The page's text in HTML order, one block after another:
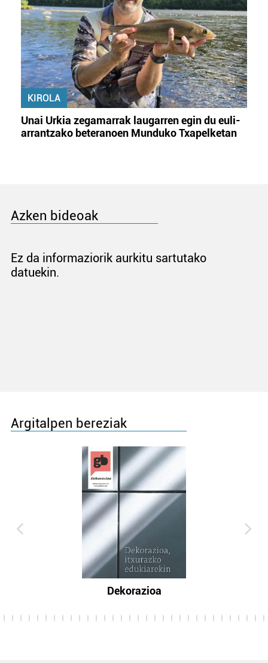
KIROLA
Unai Urkia zegamarrak laugarren egin du euli-
arrantzako beteranoen Munduko Txapelketan
Azken bideoak
Ez da informaziorik aurkitu sartutako
datuekin.
Argitalpen bereziak
Dekorazioa